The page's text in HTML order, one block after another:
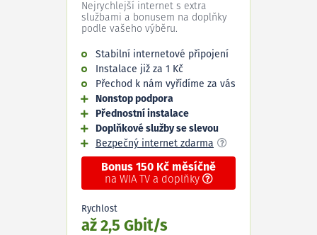
Nejrychlejší internet s extra
službami a bonusem na doplňky
podle vašeho výběru.
Stabilní internetové připojení
Instalace již za 1 Kč
Přechod k nám vyřídíme za vás
Nonstop podpora
Přednostní instalace
Doplňkové služby se slevou
Bezpečný internet zdarma
Bonus 150 Kč měsíčně
na WIA TV a doplňky
Rychlost
až 2,5 Gbit/s